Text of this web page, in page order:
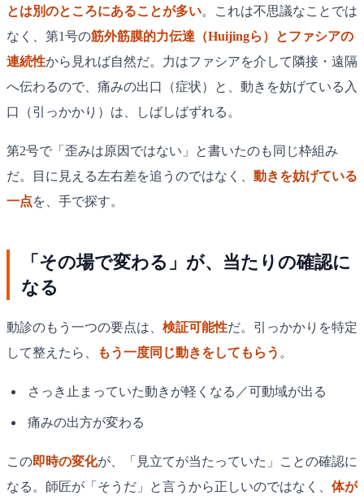
とは別のところにあることが多い。これは不思議なことでは
なく、第1号の筋外筋膜的力伝達（Huijingら） とファシアの
連続性から見れば自然だ。力はファシアを介して隣接・遠隔
へ伝わるので、痛みの出口（症状）と、動きを妨げている入
口（引っかかり）は、しばしばずれる。
第2号で「歪みは原因ではない」と書いたのも同じ枠組み
だ。目に見える左右差を追うのではなく、 動きを妨げている
一点を、手で探す。
「その場で変わる」が、当たりの確認に
なる
動診のもう一つの要点は、 検証可能性だ。引っかかりを特定
して整えたら、
もう一度同じ動きをしてもらう 。
さっき止まっていた動きが軽くなる／可動域が出る
痛みの出方が変わる
この即時の変化が、「見立てが当たっていた」ことの確認に
なる。師匠が「そうだ」と言うから正しいのではなく、 体が